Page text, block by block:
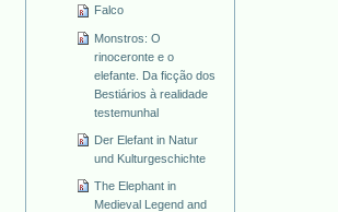
Falco
Monstros: O
rinoceronte e o
elefante. Da ficção dos
Bestiários à realidade
testemunhal
Der Elefant in Natur
und Kulturgeschichte
The Elephant in
Medieval Legend and